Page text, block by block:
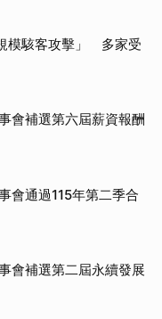
模駭客攻擊」 多家受
會補選第六屆薪資報酬
會通過115年第二季合
會補選第二屆永續發展